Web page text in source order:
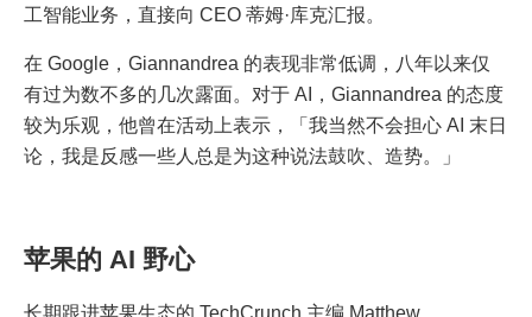
工智能业务，直接向 CEO 蒂姆·库克汇报。
在 Google，Giannandrea 的表现非常低调，八年以来仅
有过为数不多的几次露面。对于 AI，Giannandrea 的态度
较为乐观，他曾在活动上表示，「我当然不会担心 AI 末日
论，我是反感一些人总是为这种说法鼓吹、造势。」
苹果的 AI 野心
长期跟进苹果生态的 TechCrunch 主编 Matthew